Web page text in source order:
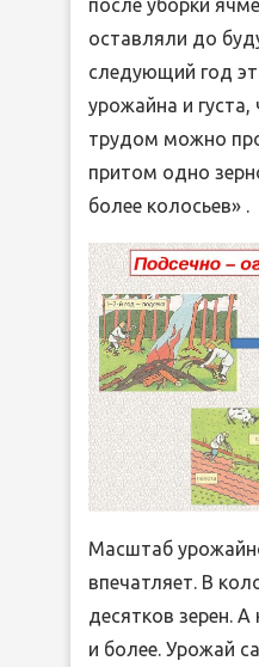
после уборки
оставляли до
следующий год
урожайна и густа,
трудом можно
притом одно
более колосьев» .
Масштаб
впечатляет. В
десятков зерен.
и более. Урожай